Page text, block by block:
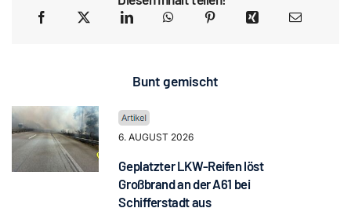
Bunt gemischt
6. AUGUST 2026
Geplatzter LKW-Reifen löst
Großbrand an der A61 bei
Schifferstadt aus